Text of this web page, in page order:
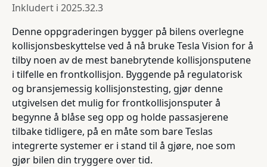
Inkludert i 2025.32.3
Denne oppgraderingen bygger på bilens overlegne
kollisjonsbeskyttelse ved å nå bruke Tesla Vision for å
tilby noen av de mest banebrytende kollisjonsputene
i tilfelle en frontkollisjon. Byggende på regulatorisk
og bransjemessig kollisjonstesting, gjør denne
utgivelsen det mulig for frontkollisjonsputer å
begynne å blåse seg opp og holde passasjerene
tilbake tidligere, på en måte som bare Teslas
integrerte systemer er i stand til å gjøre, noe som
gjør bilen din tryggere over tid.